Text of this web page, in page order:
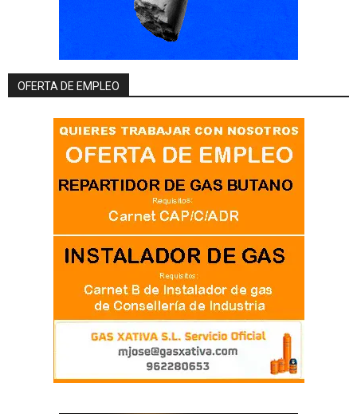
OFERTA DE EMPLEO